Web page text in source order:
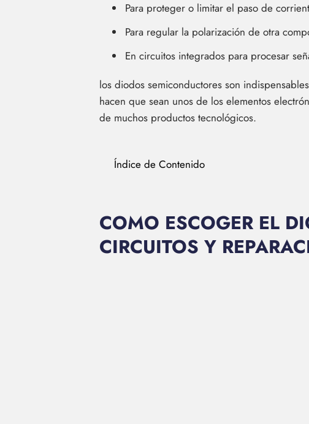
Para proteger o limitar el paso de
Para regular la polarización de otra
En circuitos integrados para procesar
los diodos semiconductores son
hacen que sean unos de los elementos
de muchos productos tecnológicos.
Índice de Contenido
COMO ESCOGER EL
CIRCUITOS Y